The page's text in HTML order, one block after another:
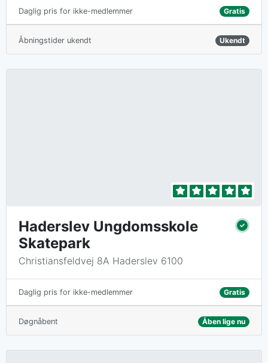
Daglig pris for ikke-medlemmer Gratis
Åbningstider ukendt Ukendt
Haderslev Ungdomsskole
Skatepark
Christiansfeldvej 8A Haderslev 6100
Daglig pris for ikke-medlemmer Gratis
Døgnåbent Åben lige nu